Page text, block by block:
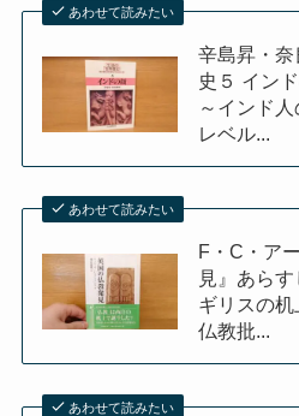
あわせて読みたい
辛島昇・
史５ イン
～インド
レベル...
あわせて読みたい
F・C・ア
見』あら
ギリスの
仏教批...
あわせて読みたい